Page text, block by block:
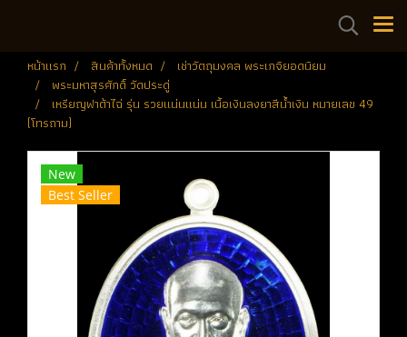
หน้าแรก สินค้าทั้งหมด
เช่าวัตถุมงคล พระเกจิยอดนิยม
พระมหาสุรศักดิ์ วัดประดู่
เหรียญฟาต้าไฉ่ รุ่น รวยแน่นแน่น เนื้อเงินลงยาสีน้ำเงิน หมายเลข 49
(โทรถาม)
New
Best Seller